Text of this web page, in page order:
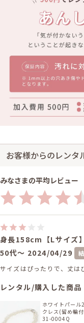
お客様からのレンタ
みなさまの平均レビュー
身長158cm【Lサイズ
50代～ 2024/04/29
サイズはぴったりで、丈は
レンタル/購入した商品
ホワイトパール
クレス(留め輪
31-0004Q